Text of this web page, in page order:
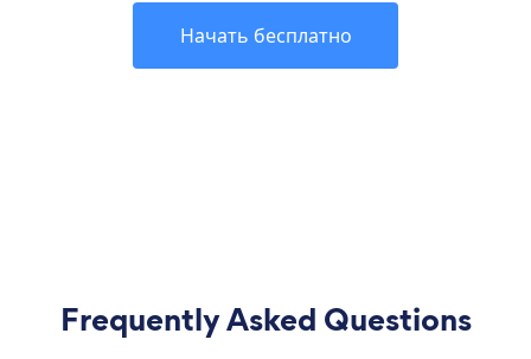
Начать бесплатно
Frequently Asked Questions